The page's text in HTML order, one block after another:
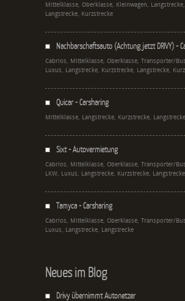
Mittelklasse, Oberklasse, Kleinwagen,
Langstrecke, Kurzstrecke
Nachbarschaftsauto (Achtung jetzt DRIVY) -
Cabrios, Mittelklasse, Oberklasse, Transporter/
Luxus, Langstrecke, Kurzstrecke, Langstrecke,
Quicar - Carsharing
Mittelklasse, Langstrecke, Kurzstrecke,
Sixt - Autovermietung
Cabrios, Mittelklasse, Oberklasse, Transporter/
LKW, Luxus, Langstrecke, Kurzstrecke,
Tamyca - Carsharing
Cabrios, Mittelklasse, Oberklasse, Transporter/
Luxus, Langstrecke, Langstrecke
Neues im Blog
Drivy übernimmt Autonetzer